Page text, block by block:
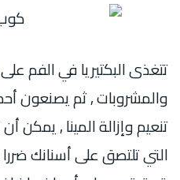
تتغذى البكتيريا في الفم
والمشروبات , ثم يصنعون
تنعيم وإزالة المينا , يمكن
التي تلتصق على أسنانك ضررا